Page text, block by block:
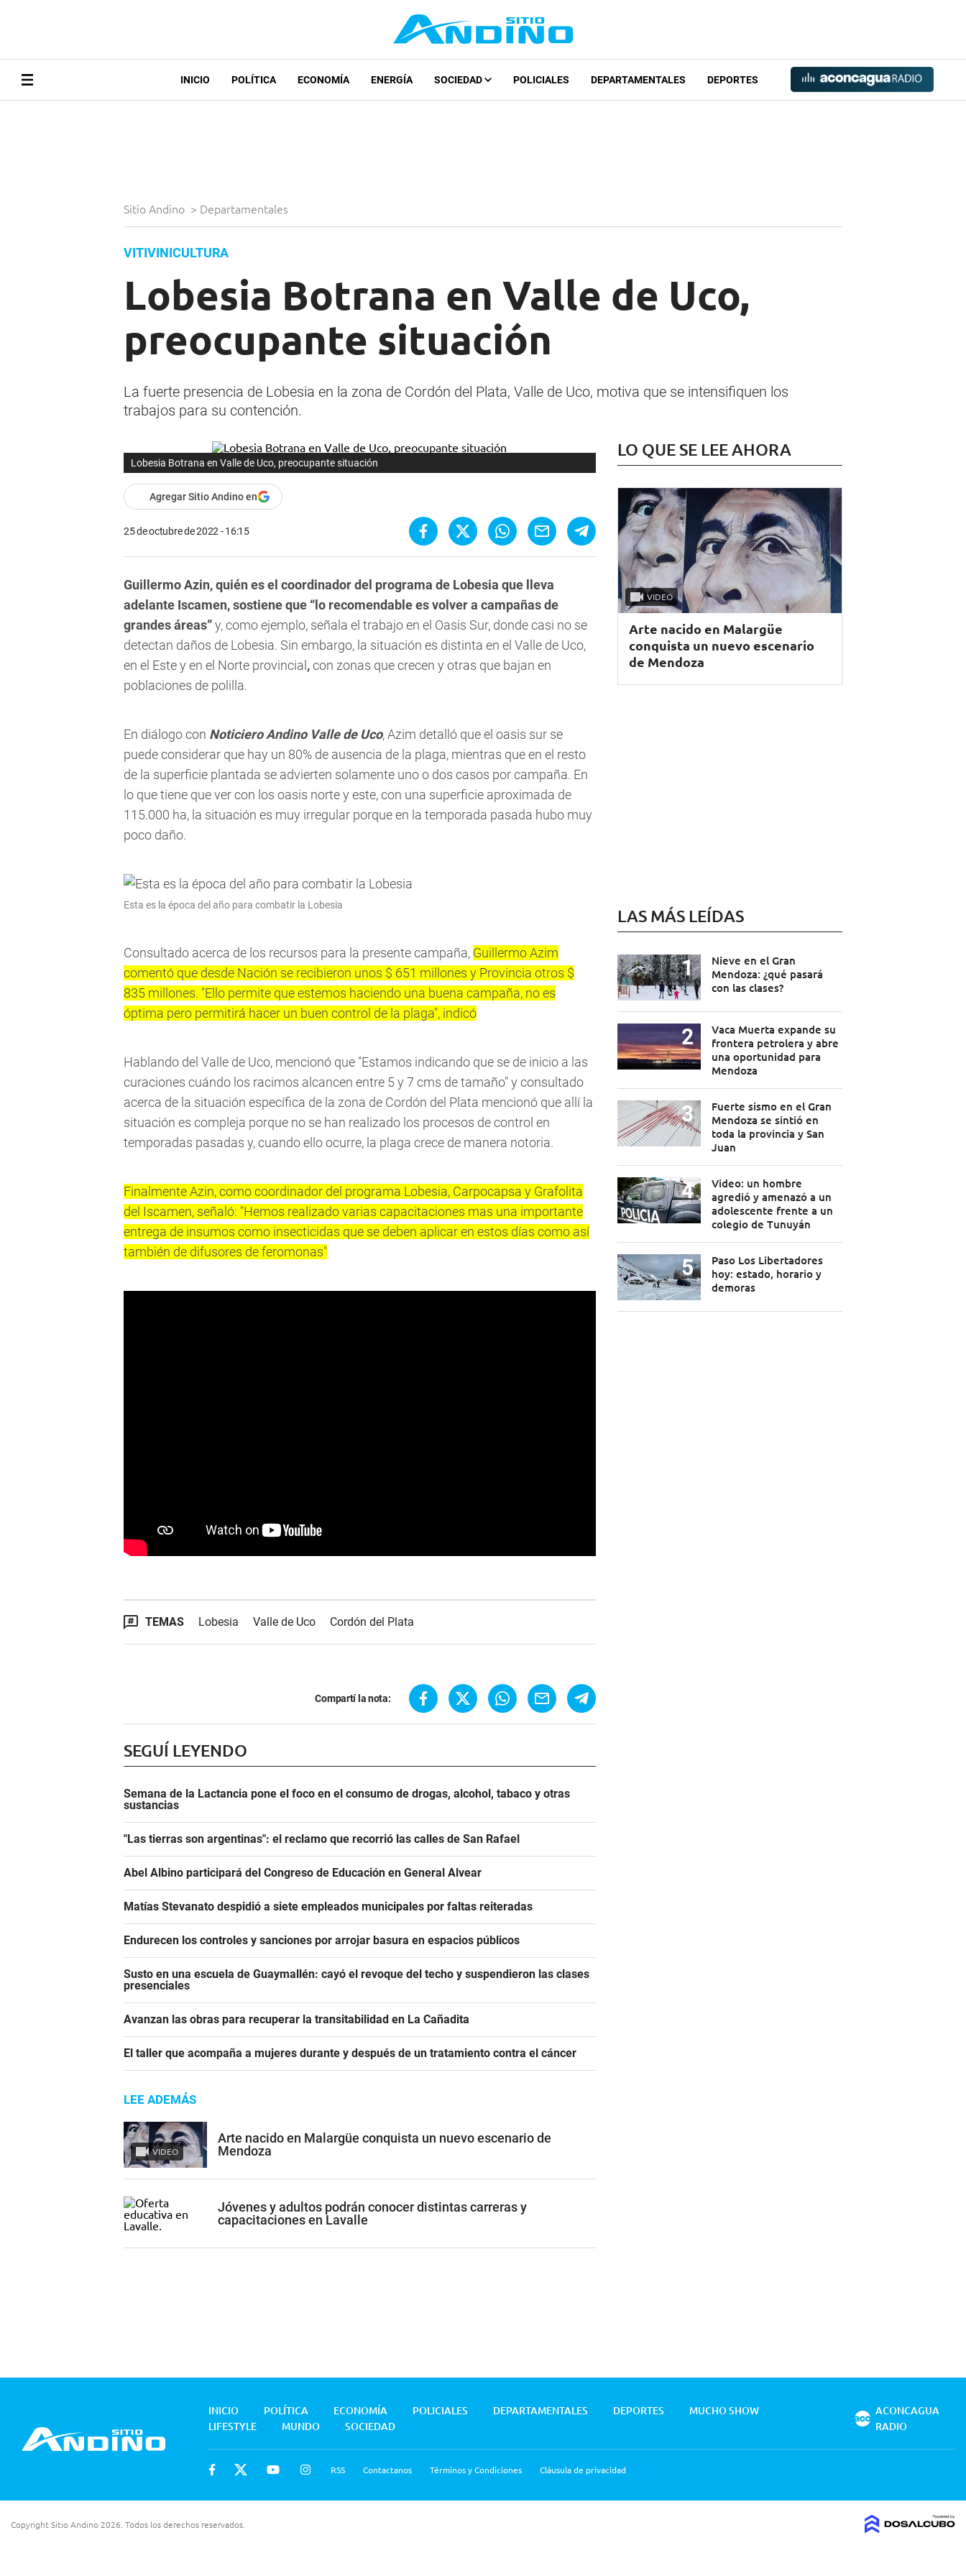
INICIO POLÍTICA ECONOMÍA ENERGÍA SOCIEDAD POLICIALES DEPARTAMENTALES DEPORTES
Sitio Andino > Departamentales
VITIVINICULTURA
Lobesia Botrana en Valle de Uco,
preocupante situación
La fuerte presencia de Lobesia en la zona de Cordón del Plata, Valle de Uco, motiva que se intensifiquen los
trabajos para su contención.
Lobesia Botrana en Valle de Uco, preocupante situación
Agregar Sitio Andino en
25 de octubre de 2022 - 16:15
GuillermoAzin, quién es el coordinador del programa de Lobesia que lleva
adelante Iscamen, sostiene que “lo recomendable es volver a campañas de
grandes áreas”y, como ejemplo, señala el trabajo en el Oasis Sur, donde casi no se
detectan daños de Lobesia. Sin embargo, la situación es distinta en el Valle de Uco,
en el Este y en el Norte provincial ,con zonas que crecen y otras que bajan en
poblaciones de polilla.
En diálogo con Noticiero Andino Valle de Uco, Azim detalló que el oasis sur se
puede considerar que hay un 80% de ausencia de la plaga, mientras que en el resto
de la superficie plantada se advierten solamente uno o dos casos por campaña. En
lo que tiene que ver con los oasis norte y este, con una superficie aproximada de
115.000 ha, la situación es muy irregular porque en la temporada pasada hubo muy
poco daño.
Esta es la época del año para combatir la Lobesia
Consultado acerca de los recursos para la presente campaña, Guillermo Azim
comentó que desde Nación se recibieron unos $ 651 millones y Provincia otros $
835 millones. "Ello permite que estemos haciendo una buena campaña, no es
óptima pero permitirá hacer un buen control de la plaga", indicó
Hablando del Valle de Uco, mencionó que "Estamos indicando que se de inicio a las
curaciones cuándo los racimos alcancen entre 5 y 7 cms de tamaño" y consultado
acerca de la situación específica de la zona de Cordón del Plata mencionó que allí la
situación es compleja porque no se han realizado los procesos de control en
temporadas pasadas y, cuando ello ocurre, la plaga crece de manera notoria.
Finalmente Azin, como coordinador del programa Lobesia, Carpocapsa y Grafolita
del Iscamen, señaló: "Hemos realizado varias capacitaciones mas una importante
entrega de insumos como insecticidas que se deben aplicar en estos días como así
también de difusores de feromonas"
TEMAS Lobesia Valle de Uco Cordón del Plata
Compartí la nota:
SEGUÍ LEYENDO
Semana de la Lactancia pone el foco en el consumo de drogas, alcohol, tabaco y otras
sustancias
"Las tierras son argentinas": el reclamo que recorrió las calles de San Rafael
Abel Albino participará del Congreso de Educación en General Alvear
Matías Stevanato despidió a siete empleados municipales por faltas reiteradas
Endurecen los controles y sanciones por arrojar basura en espacios públicos
Susto en una escuela de Guaymallén: cayó el revoque del techo y suspendieron las clases
presenciales
Avanzan las obras para recuperar la transitabilidad en La Cañadita
El taller que acompaña a mujeres durante y después de un tratamiento contra el cáncer
LEE ADEMÁS
VIDEO
Arte nacido en Malargüe conquista un nuevo escenario de
Mendoza
Jóvenes y adultos podrán conocer distintas carreras y
capacitaciones en Lavalle
LO QUE SE LEE AHORA
VIDEO
Arte nacido en Malargüe
conquista un nuevo escenario
de Mendoza
LAS MÁS LEÍDAS
Nieve en el Gran
Mendoza: ¿qué pasará
con las clases?
Vaca Muerta expande su
frontera petrolera y abre
una oportunidad para
Mendoza
Fuerte sismo en el Gran
Mendoza se sintió en
toda la provincia y San
Juan
Video: un hombre
agredió y amenazó a un
adolescente frente a un
colegio de Tunuyán
Paso Los Libertadores
hoy: estado, horario y
demoras
INICIO POLÍTICA ECONOMÍA POLICIALES DEPARTAMENTALES DEPORTES
MUCHO SHOW
LIFESTYLE
MUNDO SOCIEDAD
RSS Contactanos Términos y Condiciones Cláusula de privacidad
ACONCAGUA
RADIO
Copyright Sitio Andino 2026. Todos los derechos reservados.